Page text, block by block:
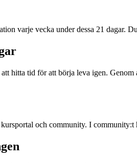
varje vecka under dessa 21 dagar.
hitta tid för att börja leva igen.
och community. I community:t